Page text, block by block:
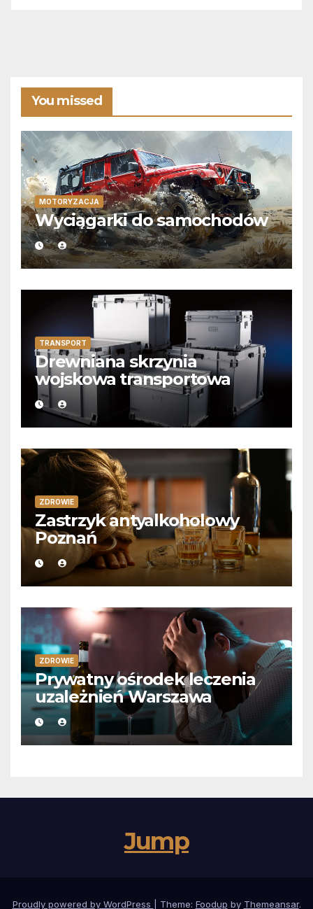
You missed
MOTORYZACJA
Wyciągarki do samochodów
TRANSPORT
Drewniana skrzynia
wojskowa transportowa
ZDROWIE
Zastrzyk antyalkoholowy
Poznań
ZDROWIE
Prywatny ośrodek leczenia
uzależnień Warszawa
Jump
Proudly powered by WordPress Theme: Foodup by Themeansar.